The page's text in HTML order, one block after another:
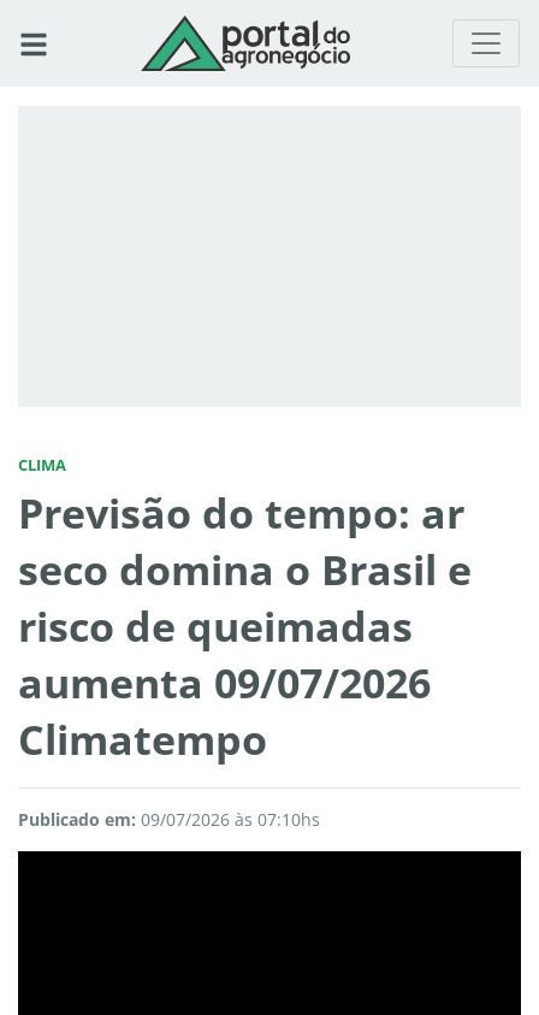
CLIMA
Previsão do tempo: ar
seco domina o Brasil e
risco de queimadas
aumenta 09/07/2026
Climatempo
Publicado em: 09/07/2026 às 07:10hs